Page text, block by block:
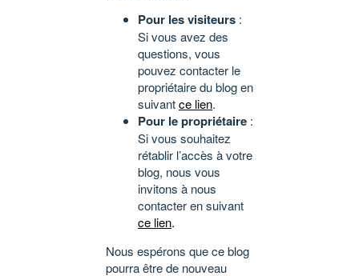
Pour les visiteurs :
Si vous avez des
questions, vous
pouvez contacter le
propriétaire du blog en
suivantce lien.
Pour le propriétaire :
Si vous souhaitez
rétablir l’accès à votre
blog, nous vous
invitons à nous
contacter en suivant
ce lien.
Nous espérons que ce blog
pourra être de nouveau